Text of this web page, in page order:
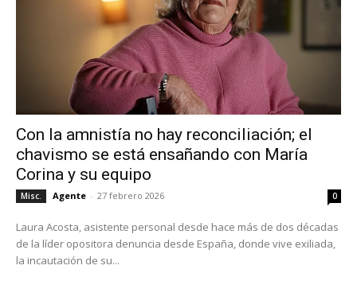
Con la amnistía no hay reconciliación; el
chavismo se está ensañando con María
Corina y su equipo
Misc. Agente - 27 febrero 2026 0
Laura Acosta, asistente personal desde hace más de dos décadas
de la líder opositora denuncia desde España, donde vive exiliada,
la incautación de su...